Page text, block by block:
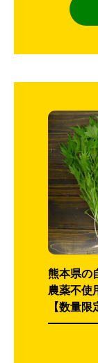
熊本県の
農薬不使
【数量限